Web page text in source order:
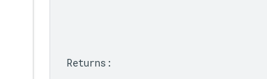
Returns :